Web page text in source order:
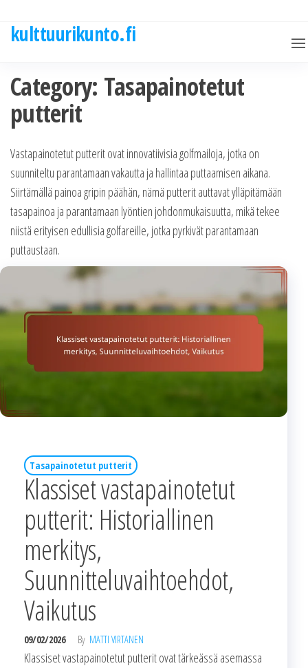
kulttuurikunto.fi
Category: Tasapainotetut
putterit
Vastapainotetut putterit ovat innovatiivisia golfmailoja, jotka on
suunniteltu parantamaan vakautta ja hallintaa puttaamisen aikana.
Siirtämällä painoa gripin päähän, nämä putterit auttavat ylläpitämään
tasapainoa ja parantamaan lyöntien johdonmukaisuutta, mikä tekee
niistä erityisen edullisia golfareille, jotka pyrkivät parantamaan
puttaustaan.
Tasapainotetut putterit
Klassiset vastapainotetut
putterit: Historiallinen
merkitys,
Suunnitteluvaihtoehdot,
Vaikutus
09/02/2026 By MATTI VIRTANEN
Klassiset vastapainotetut putterit ovat tärkeässä asemassa